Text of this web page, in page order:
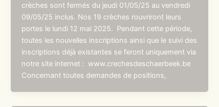
crèches sont fermés du jeudi 01/05/25 au vendredi
09/05/25 inclus. Nos 19 crèches rouvriront leurs
portes le lundi 12 mai 2025. Pendant cette période,
toutes les nouvelles inscriptions ainsi que le suivi des
inscriptions déjà existantes se feront uniquement via
notre site internet : www.crechesdeschaerbeek.be
Concernant toutes demandes de positions,